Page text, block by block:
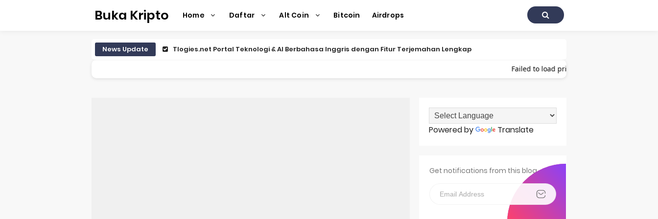
Buka Kripto Home Daftar Alt Coin Bitcoin Airdrops
News Update Tlogies.net Portal Teknologi & AI Berbahasa Inggris dengan Fitur Terjemahan Lengkap
Failed to load prices 😢
Powered by Translate
Get notifications from this blog